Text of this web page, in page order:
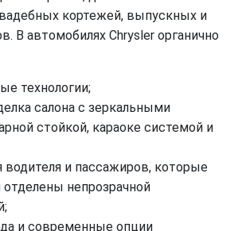
кортежей, выпускных и
В автомобилях Chrysler органично
технологии;
салона с зеркальными
стойкой, караоке системой и
водителя и пассажиров, которые
непрозрачной
и современные опции